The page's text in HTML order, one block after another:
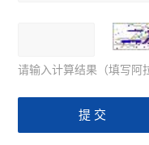
请输入计算结果（填写阿